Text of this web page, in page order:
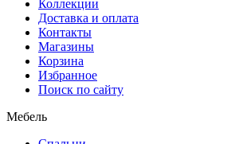
Коллекции
Доставка и оплата
Контакты
Магазины
Корзина
Избранное
Поиск по сайту
Мебель